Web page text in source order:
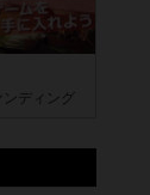
ディング